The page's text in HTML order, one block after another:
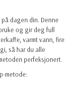
dagen din. Denne
og gir deg full
varmt vann, fire
så har du alle
perfeksjonert.
metode: